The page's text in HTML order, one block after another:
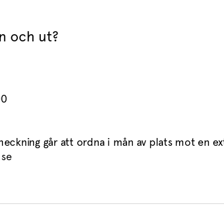
och ut?
går att ordna i mån av plats mot en